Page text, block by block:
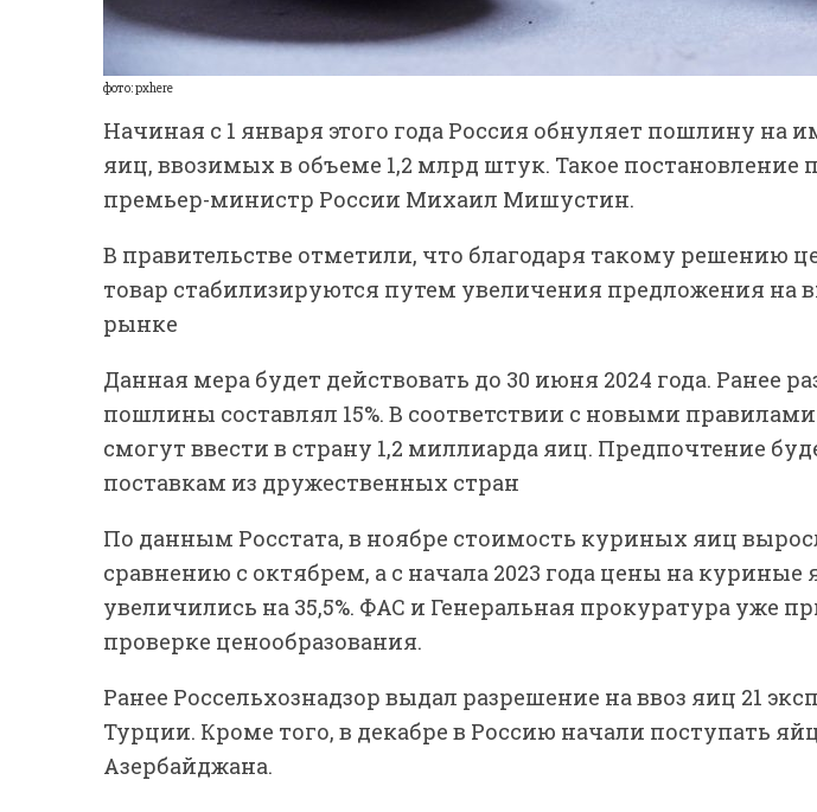
фото: pxhere
Начиная с 1 января этого года Россия обнуляет пошлину на
яиц, ввозимых в объеме 1,2 млрд штук. Такое постановление
премьер-министр России Михаил Мишустин.
В правительстве отметили, что благодаря такому решению
товар стабилизируются путем увеличения предложения на
рынке
Данная мера будет действовать до 30 июня 2024 года. Ранее
пошлины составлял 15%. В соответствии с новыми
смогут ввести в страну 1,2 миллиарда яиц. Предпочтение
поставкам из дружественных стран
По данным Росстата, в ноябре стоимость куриных яиц
сравнению с октябрем, а с начала 2023 года цены на куриные
увеличились на 35,5%. ФАС и Генеральная прокуратура уже
проверке ценообразования.
Ранее Россельхознадзор выдал разрешение на ввоз яиц 21
Турции. Кроме того, в декабре в Россию начали поступать
Азербайджана.